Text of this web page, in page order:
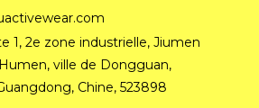
1, 2e zone industrielle, Jiumen
ville de Dongguan,
Chine, 523898